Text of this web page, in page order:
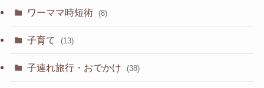
ワーママ時短術 (8)
子育て (13)
子連れ旅行・おでかけ (38)